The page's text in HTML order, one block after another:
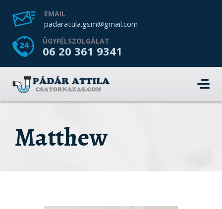
EMAIL
padarattila.gsm@gmail.com
ÜGYFÉLSZOLGÁLAT
06 20 361 9341
Matthew